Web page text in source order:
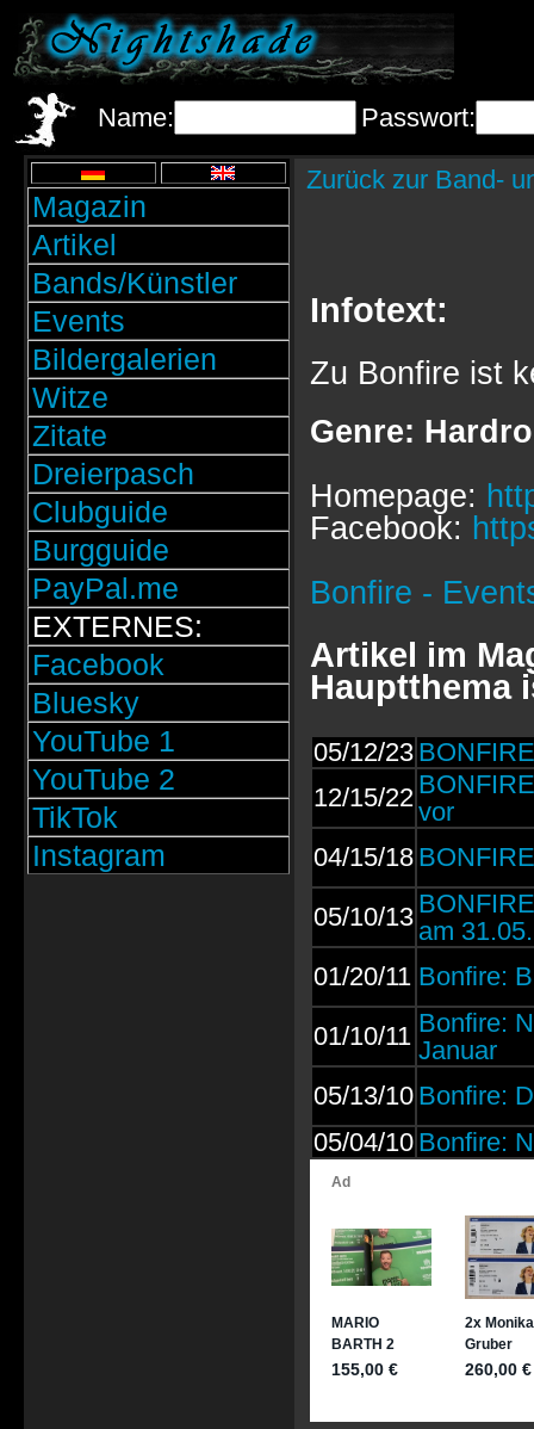
Name: Passwort:
Magazin
Artikel
Bands/Künstler
Events
Bildergalerien
Witze
Zitate
Dreierpasch
Clubguide
Burgguide
PayPal.me
EXTERNES:
Facebook
Bluesky
YouTube 1
YouTube 2
TikTok
Instagram
Zurück zur Band-
Infotext:
Zu Bonfire ist
Genre:
Homepage:
Facebook:
Bonfire -
Artikel im
Hauptthema
05/12/23
12/15/22vor
04/15/18
05/10/13 am
01/20/11 Bonfire:
01/10/11 Bonfire:
Januar
05/13/10 Bonfire:
05/04/10 Bonfire: